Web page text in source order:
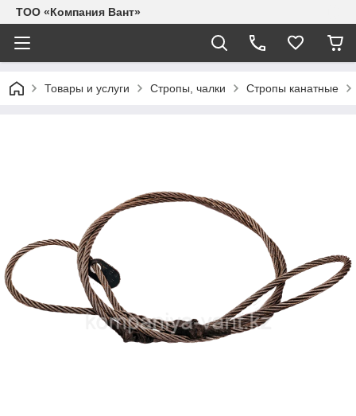
ТОО «Компания Вант»
Товары и услуги Стропы, чалки Стропы канатные